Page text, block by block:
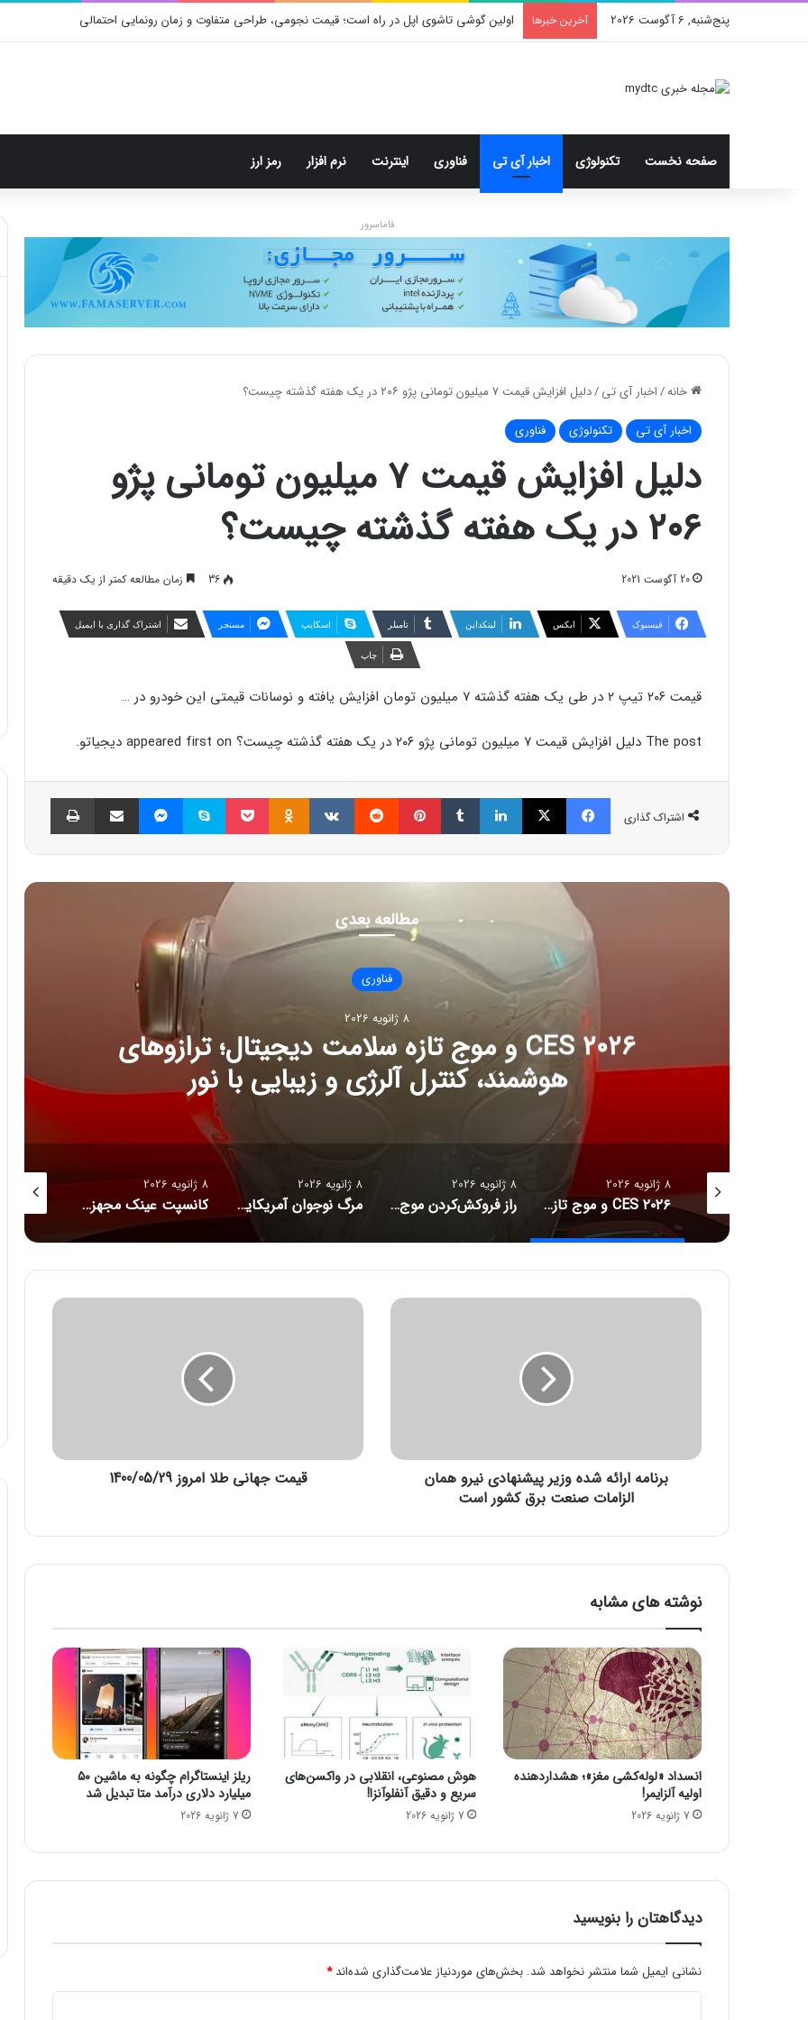
پنج‌شنبه, 6 آگوست 2026 آخرین خبرها اولین گوشی تاشوی اپل در راه است؛ قیمت نجومی، طراحی متفاوت و زمان رونمایی احتمالی
صفحه نخست تکنولوژی اخبار آی تی فناوری اینترنت نرم افزار رمز ارز
فاماسرور
خانه/اخبار آی تی/دلیل افزایش قیمت ۷ میلیون تومانی پژو ۲۰۶ در یک هفته گذشته چیست؟
اخبار آی تی تکنولوژی فناوری
دلیل افزایش قیمت ۷ میلیون تومانی پژو
۲۰۶ در یک هفته گذشته چیست؟
20 آگوست 2021 36 زمان مطالعه کمتر از یک دقیقه
فیسبوک ایکس لینکداین تامبلر اسکایپ مسنجر اشتراک گذاری با ایمیل
چاپ
قیمت ۲۰۶ تیپ ۲ در طی یک هفته گذشته ۷ میلیون تومان افزایش یافته و نوسانات قیمتی این خودرو در …
The post دلیل افزایش قیمت ۷ میلیون تومانی پژو ۲۰۶ در یک هفته گذشته چیست؟ appeared first on دیجیاتو.
اشتراک گذاری
فیسبوک ایکس لینکداین تامبلر پینتریست Reddit
VKontakte
Odnoklassniki پاکت اسکایپ مسنجر اشتراک گذاری با ایمیل
مطالعه بعدی
فناوری
8 ژانویه 2026
CES ۲۰۲۶ و موج تازه سلامت دیجیتال؛ ترازوهای
هوشمند، کنترل آلرژی و زیبایی با نور
8 ژانویه 2026
CES ۲۰۲۶ و موج تازه سلامت دیجیتال؛ ترازوهای هوشمند، کنترل آلرژی و زیبایی با نور
8 ژانویه 2026
راز فروکش‌کردن موج DeepSeek در بازار هوش مصنوعی
8 ژانویه 2026
مرگ نوجوان آمریکایی پس از دریافت توصیه‌های خطرناک از ChatGPT
8 ژانویه 2026
کانسپت عینک مجهز به هوش مصنوعی رونمایی شد
ب
ا
د
ی
ر
پ
ی
ش
ن
ه
ا
د
ی
ن
ی
و
ا
ا
ل
ز
برنامه ارائه شده وزیر پیشنهادی نیرو همان
الزامات صنعت برق کشور است
ق
ی
ا
1
4
0
0
0
5
/
2
قیمت جهانی طلا امروز 1400/05/29
نوشته های مشابه
انسداد «لوله‌کشی مغز»؛ هشداردهنده
اولیه آلزایمر!
7 ژانویه 2026
هوش مصنوعی، انقلابی در واکسن‌های
سریع و دقیق آنفلوآنزا!
7 ژانویه 2026
ریلز اینستاگرام چگونه به ماشین ۵۰
میلیارد دلاری درآمد متا تبدیل شد
7 ژانویه 2026
دیدگاهتان را بنویسید
نشانی ایمیل شما منتشر نخواهد شد. بخش‌های موردنیاز علامت‌گذاری شده‌اند*